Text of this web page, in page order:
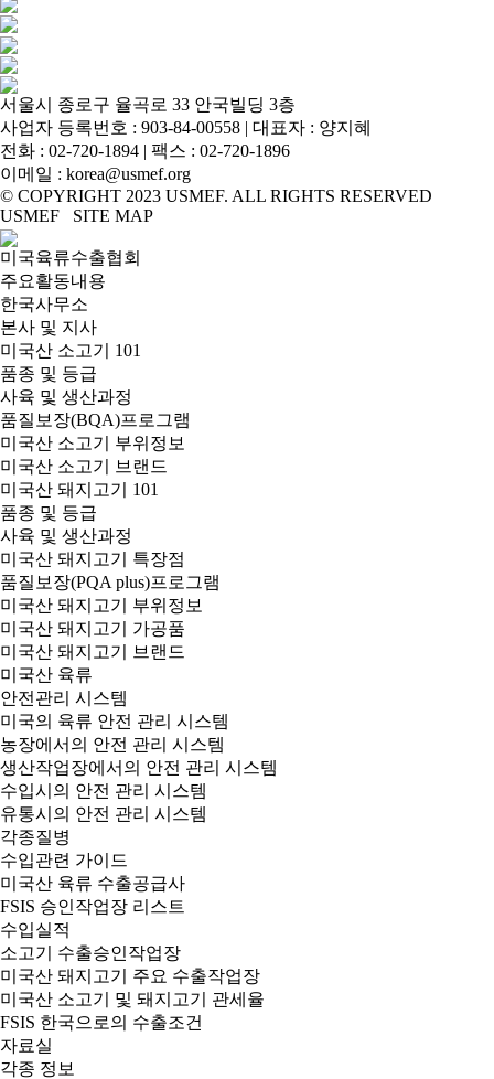
서울시 종로구 율곡로 33 안국빌딩 3층
사업자 등록번호 : 903-84-00558 | 대표자 : 양지혜
전화 : 02-720-1894 | 팩스 : 02-720-1896
이메일 : korea@usmef.org
© COPYRIGHT 2023 USMEF. ALL RIGHTS RESERVED
USMEF SITE MAP
미국육류수출협회
주요활동내용
한국사무소
본사 및 지사
미국산 소고기 101
품종 및 등급
사육 및 생산과정
품질보장(BQA)프로그램
미국산 소고기 부위정보
미국산 소고기 브랜드
미국산 돼지고기 101
품종 및 등급
사육 및 생산과정
미국산 돼지고기 특장점
품질보장(PQA plus)프로그램
미국산 돼지고기 부위정보
미국산 돼지고기 가공품
미국산 돼지고기 브랜드
미국산 육류
안전관리 시스템
미국의 육류 안전 관리 시스템
농장에서의 안전 관리 시스템
생산작업장에서의 안전 관리 시스템
수입시의 안전 관리 시스템
유통시의 안전 관리 시스템
각종질병
수입관련 가이드
미국산 육류 수출공급사
FSIS 승인작업장 리스트
수입실적
소고기 수출승인작업장
미국산 돼지고기 주요 수출작업장
미국산 소고기 및 돼지고기 관세율
FSIS 한국으로의 수출조건
자료실
각종 정보